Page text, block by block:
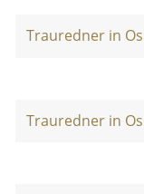
Trauredner in
Trauredner in